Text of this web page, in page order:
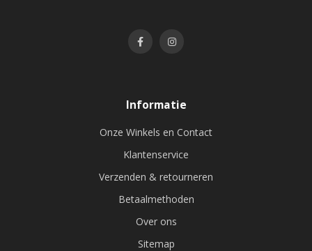
Informatie
Onze Winkels en Contact
Klantenservice
Verzenden & retourneren
Betaalmethoden
Over ons
Sitemap